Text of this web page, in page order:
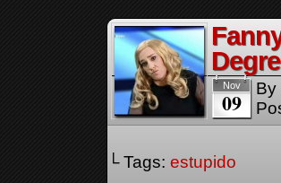
Nov
09
By
└ Tags: estupido